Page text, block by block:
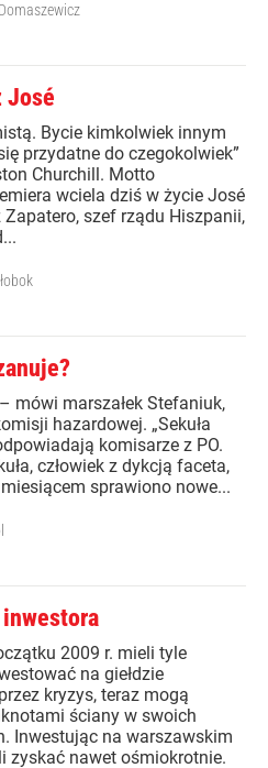
José
Bycie kimkolwiek innym
przydatne do czegokolwiek”
Churchill. Motto
wciela dziś w życie José
Zapatero, szef rządu Hiszpanii,
mówi marszałek Stefaniuk,
hazardowej. „Sekuła
komisarze z PO.
człowiek z dykcją faceta,
sprawiono nowe...
2009 r. mieli tyle
na giełdzie
kryzys, teraz mogą
ściany w swoich
Inwestując na warszawskim
zyskać nawet ośmiokrotnie.